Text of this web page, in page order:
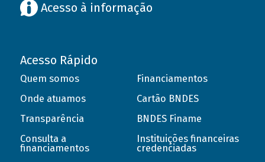
Acesso à informação
Acesso Rápido
Quem somos
Onde atuamos
Transparência
Consulta a
financiamentos
Financiamentos
Cartão BNDES
BNDES Finame
Instituições financeiras
credenciadas